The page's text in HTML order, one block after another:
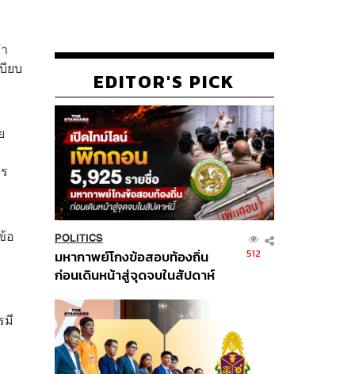
ยบ
อ
มี
EDITOR'S PICK
POLITICS
มหากาพย์โกงข้อสอบท้องถิ่น
ก่อนเดินหน้าสู่จุดจบในสัปดาห์
512